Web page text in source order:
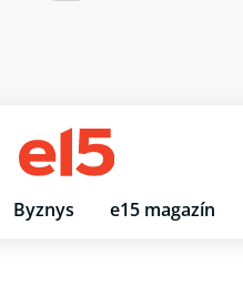
Byznys e15 magazín